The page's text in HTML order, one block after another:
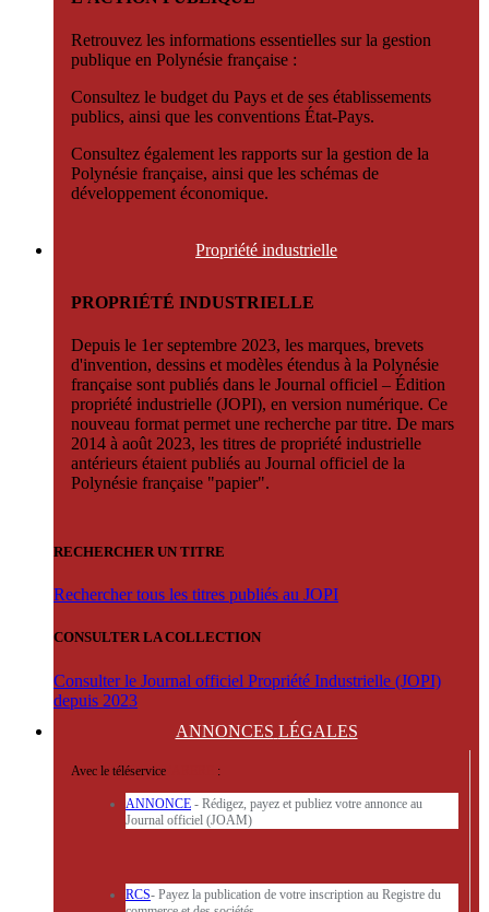
Retrouvez les informations essentielles sur la gestion
publique en Polynésie française :
Consultez le budget du Pays et de ses établissements
publics, ainsi que les conventions État-Pays.
Consultez également les rapports sur la gestion de la
Polynésie française, ainsi que les schémas de
développement économique.
Propriété industrielle
PROPRIÉTÉ INDUSTRIELLE
Depuis le 1er septembre 2023, les marques, brevets
d'invention, dessins et modèles étendus à la Polynésie
française sont publiés dans le Journal officiel – Édition
propriété industrielle (JOPI), en version numérique. Ce
nouveau format permet une recherche par titre. De mars
2014 à août 2023, les titres de propriété industrielle
antérieurs étaient publiés au Journal officiel de la
Polynésie française "papier".
RECHERCHER UN TITRE
Rechercher tous les titres publiés au JOPI
CONSULTER LA COLLECTION
Consulter le Journal officiel Propriété Industrielle (JOPI)
depuis 2023
ANNONCES LÉGALES
Avec le téléservice :
ANNONCE - Rédigez, payez et publiez votre annonce au
Journal officiel (JOAM)
RCS- Payez la publication de votre inscription au Registre du